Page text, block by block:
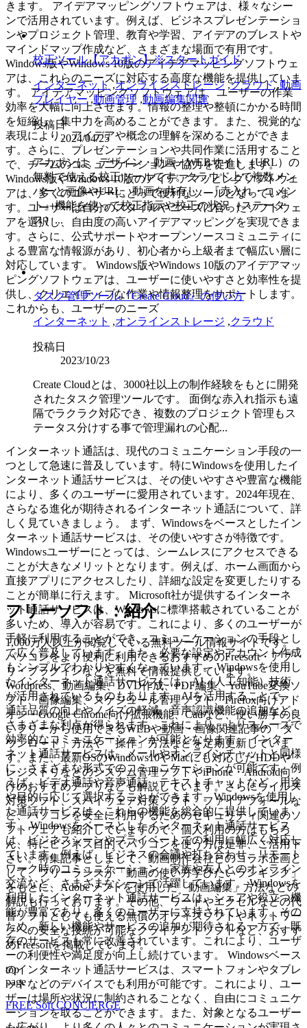
きます。 アイデアマッピングソフトウェアは、様々なシー
ンで活用されています。例えば、ビジネスプレゼンテーショ
ンやプロジェクト管理、教育や学習、アイデアのブレストや
マインドマップ作成など、さまざまな場面で有用です。
Windows版やWindows 10版のアイデアマッピングソフトウェ
アは、これらのニーズに対応する高度な機能を提供していま
す。 アイデアマッピングソフトウェアは、ユーザーの作業
効率を大幅に向上させます。情報の整理や整頓にかかる時間
を短縮し、集中力を高めることができます。また、視覚的な
表現により、アイデアや概念の理解を深めることができま
す。さらに、プレゼンテーションや共同作業に活用すること
で、チームのコミュニケーションや協力を促進します。
Windows版やWindows 10版のアイデアマッピングソフトウェ
アは、多くのユーザーにとって便利なツールとなっていま
す。ユーザーは自分のスタイルやニーズに合ったソフトウェ
アを選択し、自由度の高いアイデアマッピングを実現できま
す。さらに、公式サポートやオープンソースコミュニティに
よる豊富な情報源があり、初心者から上級者まで幅広い層に
対応しています。 Windows版やWindows 10版のアイデアマッ
ピングソフトウェアは、ユーザーに使いやすさと効率性を提
供し、クリエイティブな作業や情報整理をサポートします。
これからも、ユーザーのニーズ
インターネット通話は、現代のコミュニケーション手段の一
つとして急速に普及しています。特にWindowsを使用したイ
ンターネット通話サービスは、その使いやすさや豊富な機能
により、多くのユーザーに愛用されています。2024年現在、
さらなる進化が期待されるインターネット通話について、詳
しく見ていきましょう。 まず、Windowsをベースとしたイン
ターネット通話サービスは、その使いやすさが特徴です。
Windowsユーザーにとっては、シームレスにアクセスできる
ことが大きなメリットとなります。例えば、ホーム画面から
直接アプリにアクセスしたり、詳細な設定を変更したりする
ことが簡単に行えます。 Microsoft社が提供するインターネ
ット通話サービスは、Windowsに標準搭載されていることが
多いため、導入が容易です。これにより、多くのユーザーが
手軽に利用することができ、コミュニケーションの手段とし
て広く普及しています。また、必要な設定やアカウント作成
もシンプルでわかりやすくなっています。 Windowsを使用し
たインターネット通話サービスには、AI（人工知能）技術
が活用されているものもあります。AIを活用することで、
通話品質の向上やノイズの軽減、音声認識機能の追加など、
さまざまな利点が得られます。これにより、よりスムーズで
効率的なコミュニケーションが可能となります。 インター
ネット通話サービスは、メールやオンラインチャットと同様
に、さまざまな形式でのコミュニケーションが可能です。例
えば、ビデオ通話や音声通話、テキストチャットなど、用途
や目的に応じて選択することができます。Windowsを使用し
た通話サービスは、これらの機能を総合的に提供していま
す。 Windowsをベースとしたインターネット通話サービス
は、ビジネスシーンやプライベートでの利用に幅広く対応し
ています。例えば、ビジネスの会議や打ち合わせ、リモート
ワーク時のコミュニケーション、家族や友人とのオンライン
交流など、さまざまなシーンで活躍しています。 Windowsを
利用したインターネット通話サービスは、シェアや役立つ機
能が豊富であり、多くのユーザーに支持されています。その
ため、新しい機能やサービスの追加が期待される一方で、既
存のサービスも常に改善されています。これにより、ユーザ
ーの利便性や満足度が向上し続けています。 Windowsベース
のインターネット通話サービスは、スマートフォンやタブレ
ットなどのデバイスでも利用が可能です。これにより、ユー
ザーは場所や状況に制約されることなく、自由にコミュニケ
ーションを取ることができます。また、対象となるユーザー
校正ツール【アカポン】※スタートガイド
インターネット ,オンラインストレージ ,クラウド,動画
プレイヤー,動画管理 ,動画編集関連
投稿日
2024/04/25
アカポンは、デザイン・動画・WEBサイト（URL）の
無料で使える校正ツールです。クラウド上で複数メン
バーと画像やURL、動画を共有し、『赤入れ・コメン
ト』機能を使って校正指示や校正の状況（ステータ
ス）...
タスク管理ツール『Create Cloud』の使い方
インターネット ,オンラインストレージ ,クラウド
投稿日
2023/10/23
Create Cloudとは、3000社以上の制作経験をもとに開発
されたタスク管理ツールです。 面倒な赤入れ指示も遠
隔でラクラク対応でき、複数のプロジェクト管理もス
テータス分けする事で管理漏れの心配...
フリーソフト：紹介
1,000万人以上が閲覧している無料ツール情報サイトです。
パソコンをより便利に利用できるおすすめのFreesoft・アプ
リ・プラグインなどを無料で情報提供しています。
Wordpress、動画編集、DVD作成、PDF編集、YouTube変換ソ
フト、画像編集、スケジュール管理ソフト、Firefox向けアド
オン・Google Chrome向け拡張機能、Cadなど、使い勝手の良
いフリーから使用できるWEBや動画・画像関連記事の「ダ
ウンロード」方法や「操作」方法などを定期更新していま
す。また、最新OSのWindows10やMacにも対応したHDDや
レジストリなどのシステム管理ソフトやiPhone・Android向
けのおすすめアプリなども解説しています。さらにウイルス
対策ソフト、スパイウェア対策ソフト、ファイアフォールな
ど、パソコンを安全に利用するためのセキュリティ関連のソ
フトウェアも紹介していますので、個人利用の方はもちろ
ん、特にビジネス目的でパソコンを使う方は是非、ご活用下
さい。特集記事としまして、動画制作会社とのコラボ企画と
して、フリーランスが「動画の使い方学びたいランキング」
をもとに、Adobeソフトを使用した「動画編集」方法などの
解説も行っております。その他、ワードやエクセルなどの代
替ソフトとしても使える無償のオフィスソフトやネットワー
クへの安全な接続が可能なクライアントソフトなど、おすす
めFreesoftを掲載しています。
top
page
FREE Soft CONCIERGE